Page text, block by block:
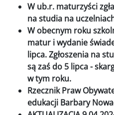
W ub.r. maturzyści
na studia na
W obecnym roku
matur i wydanie
lipca. Zgłoszenia na
są zaś do 5 lipca -
w tym roku.
Rzecznik Praw
edukacji Barbary